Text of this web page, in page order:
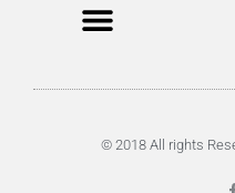
© 2018 All rights